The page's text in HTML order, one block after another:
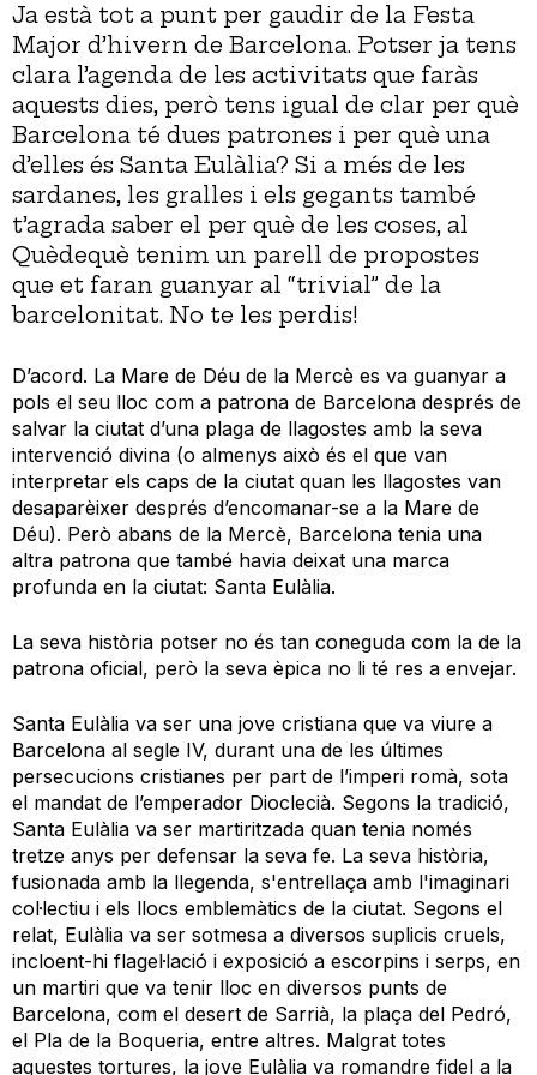
Ja està tot a punt per gaudir de la Festa
Major d’hivern de Barcelona. Potser ja tens
clara l’agenda de les activitats que faràs
aquests dies, però tens igual de clar per què
Barcelona té dues patrones i per què una
d’elles és Santa Eulàlia? Si a més de les
sardanes, les gralles i els gegants també
t’agrada saber el per què de les coses, al
Quèdequè tenim un parell de propostes
que et faran guanyar al “trivial” de la
barcelonitat. No te les perdis!
D’acord. La Mare de Déu de la Mercè es va guanyar a
pols el seu lloc com a patrona de Barcelona després de
salvar la ciutat d’una plaga de llagostes amb la seva
intervenció divina (o almenys això és el que van
interpretar els caps de la ciutat quan les llagostes van
desaparèixer després d’encomanar-se a la Mare de
Déu). Però abans de la Mercè, Barcelona tenia una
altra patrona que també havia deixat una marca
profunda en la ciutat: Santa Eulàlia.
La seva història potser no és tan coneguda com la de la
patrona oficial, però la seva èpica no li té res a envejar.
Santa Eulàlia va ser una jove cristiana que va viure a
Barcelona al segle IV, durant una de les últimes
persecucions cristianes per part de l’imperi romà, sota
el mandat de l’emperador Dioclecià. Segons la tradició,
Santa Eulàlia va ser martiritzada quan tenia només
tretze anys per defensar la seva fe. La seva història,
fusionada amb la llegenda, s'entrellaça amb l'imaginari
col·lectiu i els llocs emblemàtics de la ciutat. Segons el
relat, Eulàlia va ser sotmesa a diversos suplicis cruels,
incloent-hi flagel·lació i exposició a escorpins i serps, en
un martiri que va tenir lloc en diversos punts de
Barcelona, com el desert de Sarrià, la plaça del Pedró,
el Pla de la Boqueria, entre altres. Malgrat totes
aquestes tortures, la jove Eulàlia va romandre fidel a la